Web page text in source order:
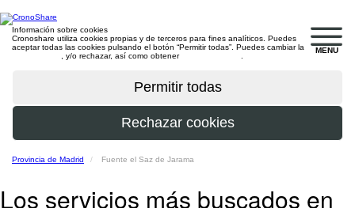
MENU
Información sobre cookies
Cronoshare utiliza cookies propias y de terceros para fines analíticos. Puedes
aceptar todas las cookies pulsando el botón “Permitir todas”. Puedes cambiar la
, y/o rechazar, así como obtener
Provincia de Madrid Fuente el Saz de Jarama
Los servicios más buscados en